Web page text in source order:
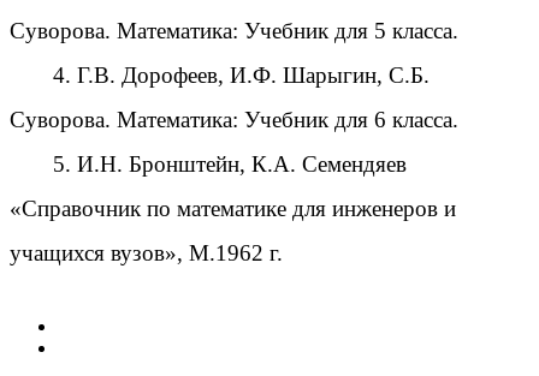
Суворова. Математика: Учебник для 5 класса.
4. Г.В. Дорофеев, И.Ф. Шарыгин, С.Б.
Суворова. Математика: Учебник для 6 класса.
5. И.Н. Бронштейн, К.А. Семендяев
«Справочник по математике для инженеров и
учащихся вузов», М.1962 г.